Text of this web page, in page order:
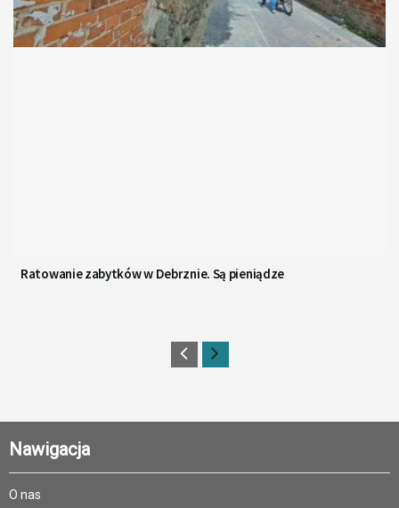
Ratowanie zabytków w Debrznie. Są pieniądze
Nawigacja
O nas